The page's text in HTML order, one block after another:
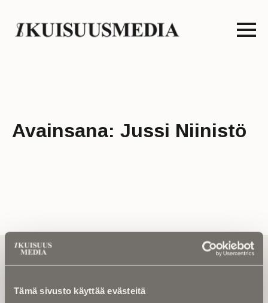
Tämä sivusto käyttää evästeitä
Avainsana: Jussi Niinistö
Tilaa uutiskirje - Pääset heti parhaiden
artikkelien pariin!
Kirjoita alle sähköpostiosoitteesi niin saat kaksi kertaa